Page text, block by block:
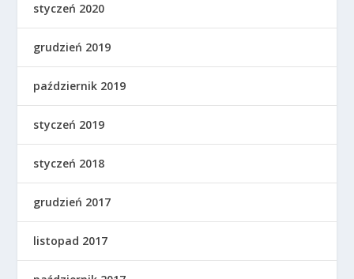
styczeń 2020
grudzień 2019
październik 2019
styczeń 2019
styczeń 2018
grudzień 2017
listopad 2017